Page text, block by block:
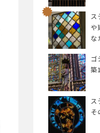
ス
や
な
ゴ
築
ス
そ